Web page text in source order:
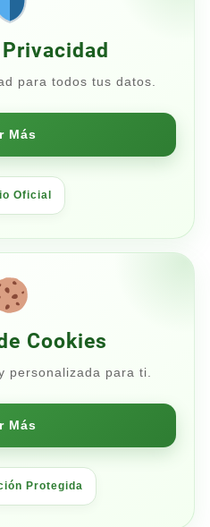
para todos tus datos.
Más
Oficial
Cookies
personalizada para ti.
Más
Protegida